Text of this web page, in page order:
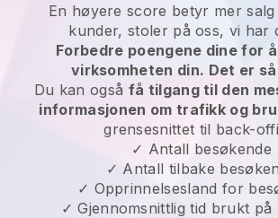
En høyere score betyr mer
kunder, stoler på oss, vi har
Forbedre poengene dine for
virksomheten din. Det er
Du kan også få tilgang til den
informasjonen om trafikk og
grensesnittet til back-
✓ Antall besøkende
✓ Antall tilbake
✓ Opprinnelsesland for
✓ Gjennomsnittlig tid brukt på